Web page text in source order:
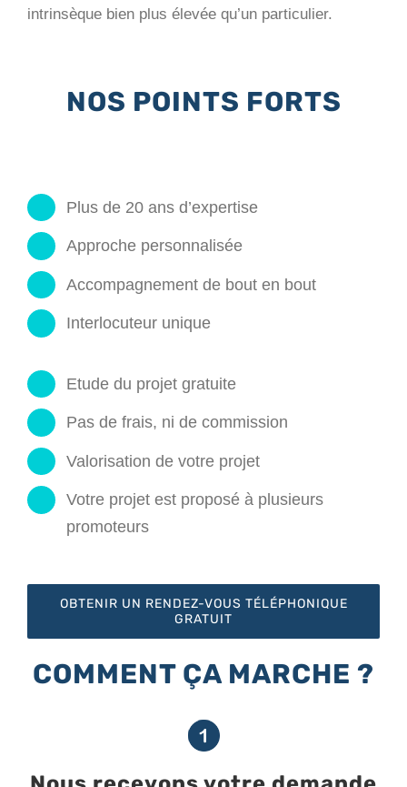
intrinsèque bien plus élevée qu’un particulier.
NOS POINTS FORTS
Plus de 20 ans d’expertise
Approche personnalisée
Accompagnement de bout en bout
Interlocuteur unique
Etude du projet gratuite
Pas de frais, ni de commission
Valorisation de votre projet
Votre projet est proposé à plusieurs
promoteurs
OBTENIR UN RENDEZ-VOUS TÉLÉPHONIQUE
GRATUIT
COMMENT ÇA MARCHE ?